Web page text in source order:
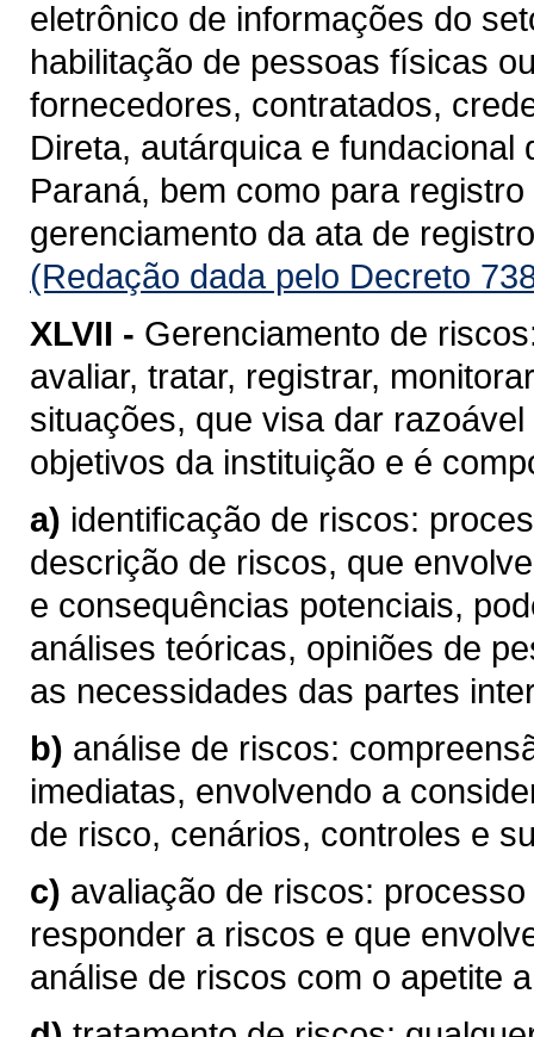
eletrônico de informações do
habilitação de pessoas físicas
fornecedores, contratados,
Direta, autárquica e
Paraná, bem como para
gerenciamento da ata de
(Redação dada pelo Decreto
XLVII - Gerenciamento de
avaliar, tratar, registrar,
situações, que visa dar
objetivos da instituição e é
a) identificação de riscos:
descrição de riscos, que
e consequências potenciais,
análises teóricas, opiniões de
as necessidades das partes
b) análise de riscos:
imediatas, envolvendo a
de risco, cenários, controles e
c) avaliação de riscos:
responder a riscos e que
análise de riscos com o apetite